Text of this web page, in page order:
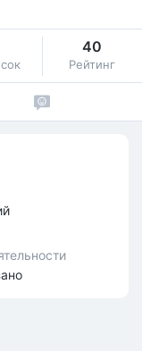
40
Рейтинг